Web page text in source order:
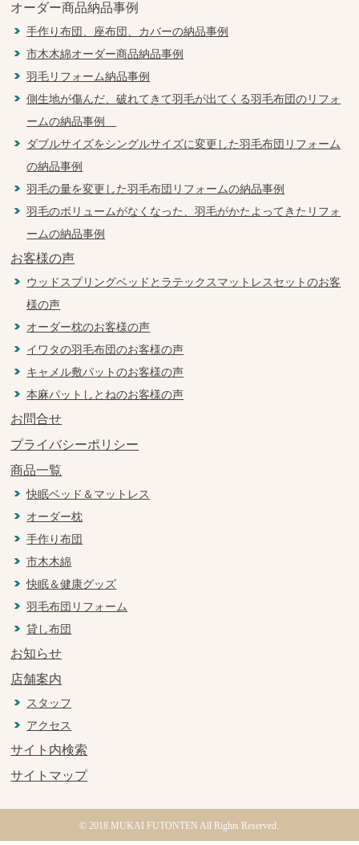
オーダー商品納品事例
手作り布団、座布団、カバーの納品事例
市木木綿オーダー商品納品事例
羽毛リフォーム納品事例
側生地が傷んだ、破れてきて羽毛が出てくる羽毛布団のリフォ
ームの納品事例
ダブルサイズをシングルサイズに変更した羽毛布団リフォーム
の納品事例
羽毛の量を変更した羽毛布団リフォームの納品事例
羽毛のボリュームがなくなった、羽毛がかたよってきたリフォ
ームの納品事例
お客様の声
ウッドスプリングベッドとラテックスマットレスセットのお客
様の声
オーダー枕のお客様の声
イワタの羽毛布団のお客様の声
キャメル敷パットのお客様の声
本麻パットしとねのお客様の声
お問合せ
プライバシーポリシー
商品一覧
快眠ベッド＆マットレス
オーダー枕
手作り布団
市木木綿
快眠＆健康グッズ
羽毛布団リフォーム
貸し布団
お知らせ
店舗案内
スタッフ
アクセス
サイト内検索
サイトマップ
© 2018 MUKAI FUTONTEN All Rights Reserved.